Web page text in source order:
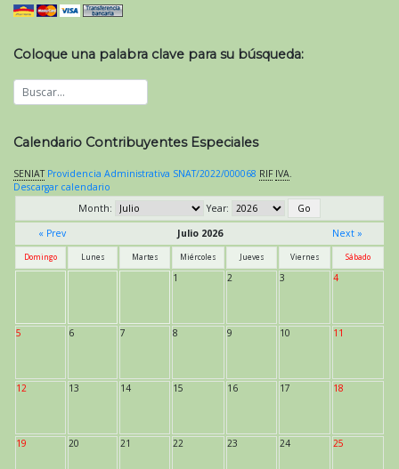
Coloque una palabra clave para su búsqueda:
Calendario Contribuyentes Especiales
SENIAT Providencia Administrativa SNAT/2022/000068 RIF IVA.
Descargar calendario
Month:
Year:
« Prev
Julio 2026 Next »
Domingo Lunes Martes Miércoles Jueves Viernes Sábado
1 2 3 4
5 6 7 8 9 10 11
12 13 14 15 16 17 18
19 20 21 22 23 24 25